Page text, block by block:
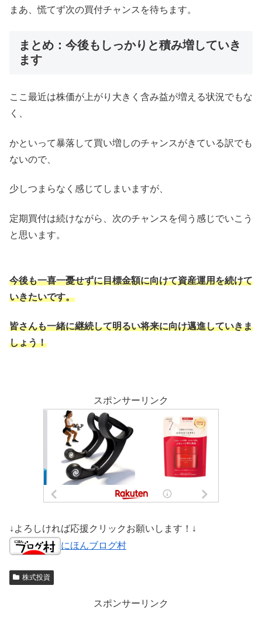
まあ、慌てず次の買付チャンスを待ちます。
まとめ：今後もしっかりと積み増していき
ます
ここ最近は株価が上がり大きく含み益が増える状況でもな
く、
かといって暴落して買い増しのチャンスがきている訳でも
ないので、
少しつまらなく感じてしまいますが、
定期買付は続けながら、次のチャンスを伺う感じでいこう
と思います。
今後も一喜一憂せずに目標金額に向けて資産運用を続けて
いきたいです。
皆さんも一緒に継続して明るい将来に向け邁進していきま
しょう！
スポンサーリンク
↓よろしければ応援クリックお願いします！↓
にほんブログ村
株式投資
スポンサーリンク